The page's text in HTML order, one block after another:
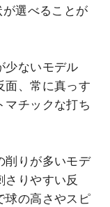
が選べることが
少ないモデル
面、常に真っす
マチックな打ち
削りが多いモデ
さりやすい反
球の高さやスピ